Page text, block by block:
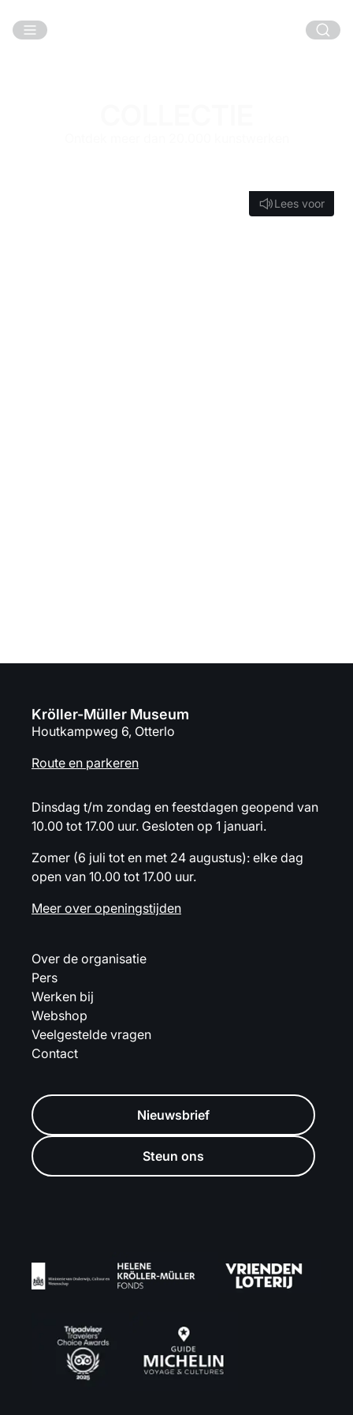
Lees voor
Lees voor
Kröller-Müller Museum
Houtkampweg 6, Otterlo
Route en parkeren
Dinsdag t/m zondag en feestdagen geopend van
10.00 tot 17.00 uur. Gesloten op 1 januari.
Zomer (6 juli tot en met 24 augustus): elke dag
open van 10.00 tot 17.00 uur.
Meer over openingstijden
Over de organisatie
Pers
Werken bij
Webshop
Veelgestelde vragen
Contact
Nieuwsbrief
Steun ons